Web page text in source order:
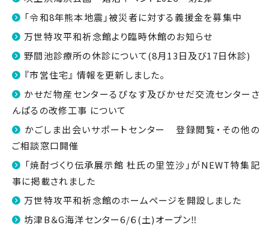
「令和8年熊本地震」被災者に対する義援金を募集中
万世特攻平和祈念館より臨時休館のお知らせ
野間池診療所の休診について(8月13日及び17日休診)
『市営住宅』 情報を更新しました。
かせだ物産センターるぴなす及びかせだ交流センターさ
んぱるの改修工事 について
かごしま出会いサポートセンター 登録閲覧・その他の
ご相談窓口開催
「焼酎づくり伝承展示館 杜氏の里笠沙」がNEWT特集記
事に掲載されました
万世特攻平和祈念館のホームページを開設しました
坊津B＆G海洋センター6/６(土)オープン‼